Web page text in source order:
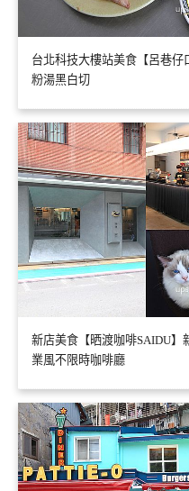
台北科技大樓站美食【呂巷
粉湯黑白切
新店美食【晒渡咖啡SAIDU】
業風不限時咖啡廳